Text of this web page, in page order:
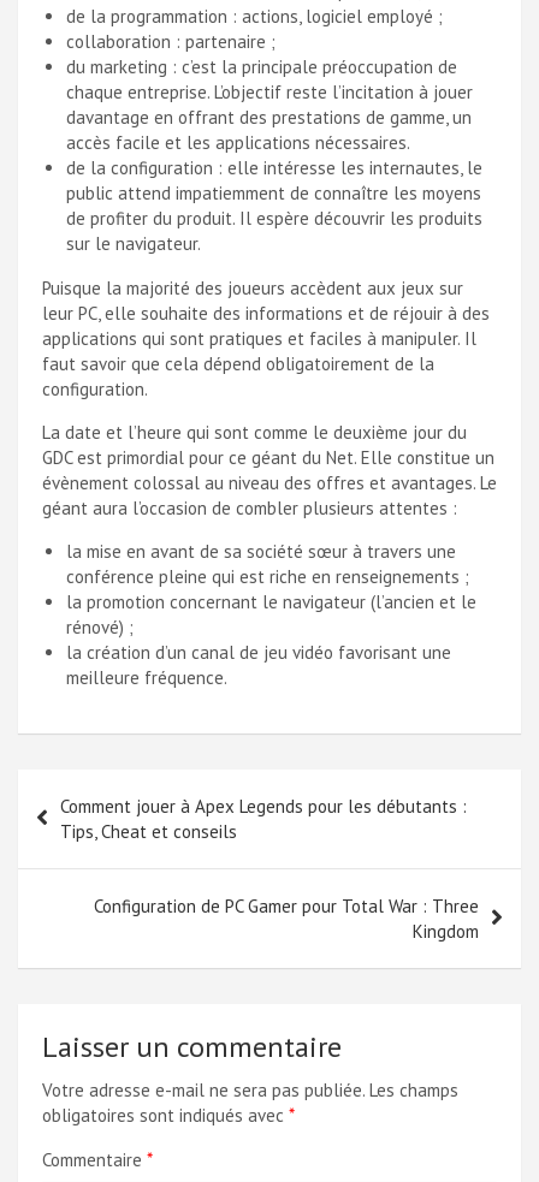
de la programmation : actions, logiciel employé ;
collaboration : partenaire ;
du marketing : c’est la principale préoccupation de
chaque entreprise. L’objectif reste l’incitation à jouer
davantage en offrant des prestations de gamme, un
accès facile et les applications nécessaires.
de la configuration : elle intéresse les internautes, le
public attend impatiemment de connaître les moyens
de profiter du produit. Il espère découvrir les produits
sur le navigateur.
Puisque la majorité des joueurs accèdent aux jeux sur
leur PC, elle souhaite des informations et de réjouir à des
applications qui sont pratiques et faciles à manipuler. Il
faut savoir que cela dépend obligatoirement de la
configuration.
La date et l’heure qui sont comme le deuxième jour du
GDC est primordial pour ce géant du Net. Elle constitue un
évènement colossal au niveau des offres et avantages. Le
géant aura l’occasion de combler plusieurs attentes :
la mise en avant de sa société sœur à travers une
conférence pleine qui est riche en renseignements ;
la promotion concernant le navigateur (l’ancien et le
rénové) ;
la création d’un canal de jeu vidéo favorisant une
meilleure fréquence.
de
l’article
Comment jouer à Apex Legends pour les débutants :
Tips, Cheat et conseils
Configuration de PC Gamer pour Total War : Three
Kingdom
Laisser un commentaire
Votre adresse e-mail ne sera pas publiée. Les champs
obligatoires sont indiqués avec *
Commentaire *